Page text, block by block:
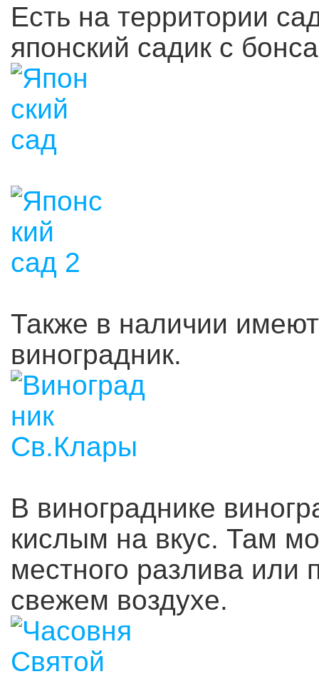
Есть на территории
японский садик с
Также в наличии
виноградник.
В винограднике
кислым на вкус. Там
местного разлива или
свежем воздухе.